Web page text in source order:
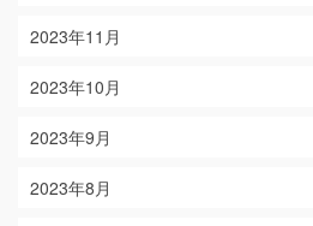
2023年11月
2023年10月
2023年9月
2023年8月